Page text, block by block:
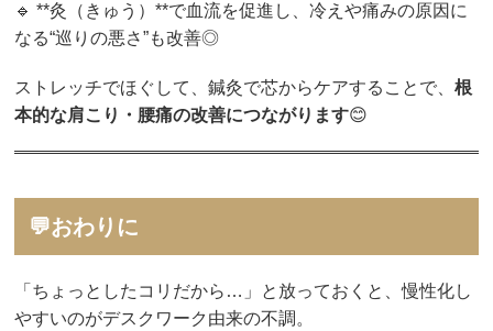
🔹 **灸（きゅう）**で血流を促進し、冷えや痛みの原因に
なる“巡りの悪さ”も改善◎
ストレッチでほぐして、鍼灸で芯からケアすることで、根
本的な肩こり・腰痛の改善につながります😊
💬おわりに
「ちょっとしたコリだから…」と放っておくと、慢性化し
やすいのがデスクワーク由来の不調。